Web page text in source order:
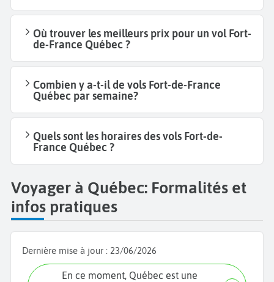
Où trouver les meilleurs prix pour un vol Fort-
de-France Québec ?
Combien y a-t-il de vols Fort-de-France
Québec par semaine?
Quels sont les horaires des vols Fort-de-
France Québec ?
Voyager à Québec: Formalités et
infos pratiques
Dernière mise à jour : 23/06/2026
En ce moment, Québec est une